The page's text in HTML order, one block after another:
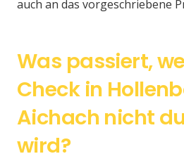
auch an das vorgeschriebene
Was passiert,
Check in
Aichach nicht
wird?